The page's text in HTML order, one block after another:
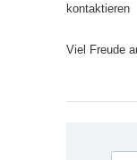
kontaktieren
Viel Freude